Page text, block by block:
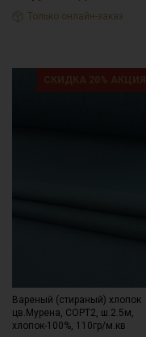
Только онлайн-заказ
Вареный (стираный) хлопок
цв.Мурена, СОРТ2, ш.2.5м,
хлопок-100%, 110гр/м.кв